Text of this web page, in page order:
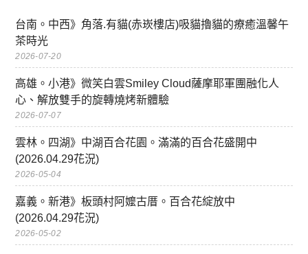
台南。中西》角落.有貓(赤崁樓店)吸貓擼貓的療癒溫馨午
茶時光
2026-07-20
高雄。小港》微笑白雲Smiley Cloud薩摩耶軍團融化人
心、解放雙手的旋轉燒烤新體驗
2026-07-07
雲林。四湖》中湖百合花園。滿滿的百合花盛開中
(2026.04.29花況)
2026-05-04
嘉義。新港》板頭村阿嬤古厝。百合花綻放中
(2026.04.29花況)
2026-05-02